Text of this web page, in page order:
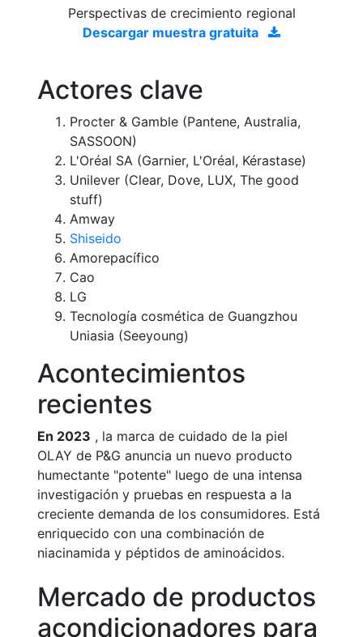
Perspectivas de crecimiento regional
Descargar muestra gratuita
Actores clave
Procter & Gamble (Pantene, Australia,
SASSOON)
L'Oréal SA (Garnier, L'Oréal, Kérastase)
Unilever (Clear, Dove, LUX, The good
stuff)
Amway
Shiseido
Amorepacífico
Cao
LG
Tecnología cosmética de Guangzhou
Uniasia (Seeyoung)
Acontecimientos
recientes
En 2023 , la marca de cuidado de la piel
OLAY de P&G anuncia un nuevo producto
humectante "potente" luego de una intensa
investigación y pruebas en respuesta a la
creciente demanda de los consumidores. Está
enriquecido con una combinación de
niacinamida y péptidos de aminoácidos.
Mercado de productos
acondicionadores para